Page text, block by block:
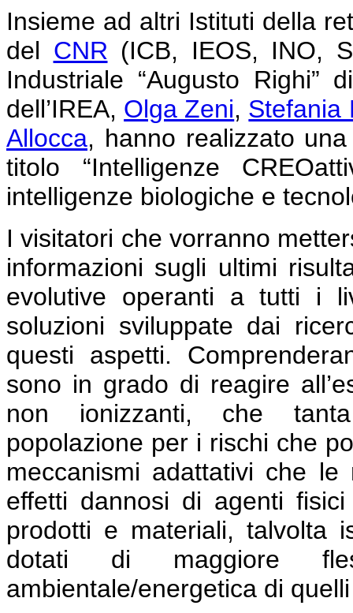
Insieme ad altri Istituti della
del CNR (ICB, IEOS, INO,
Industriale “Augusto Righi”
dell’IREA, Olga Zeni, Stefania
Allocca, hanno realizzato
titolo “Intelligenze
intelligenze biologiche e
I visitatori che vorranno
informazioni sugli ultimi
evolutive operanti a tutti i
soluzioni sviluppate dai
questi aspetti.
sono in grado di reagire
non ionizzanti, che
popolazione per i rischi che
meccanismi adattativi che
effetti dannosi di agenti
prodotti e materiali, talvolta
dotati di maggiore
ambientale/energetica di